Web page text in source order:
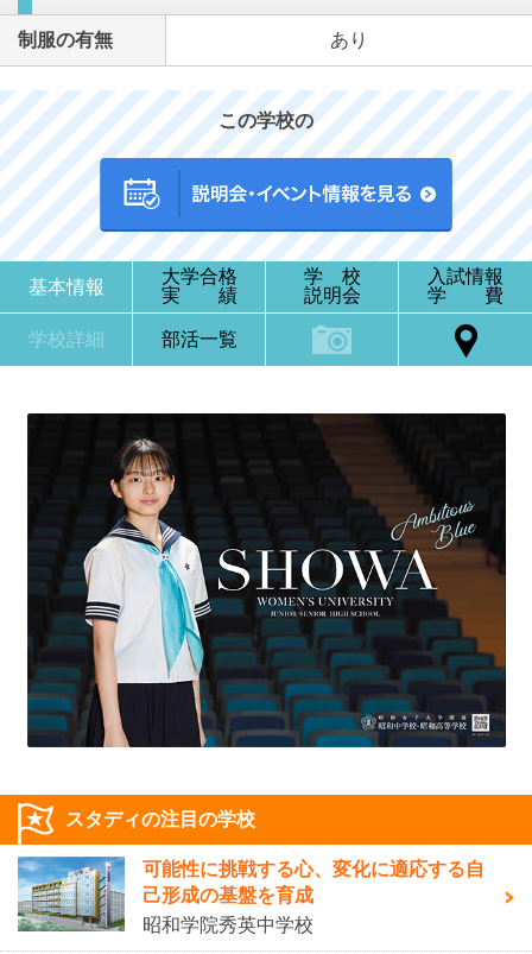
制服の有無 あり
この学校の
基本情報
大学合格
実 績
学 校
説明会
入試情報
学 費
学校詳細 部活一覧
スタディの注目の学校
可能性に挑戦する心、変化に適応する自
己形成の基盤を育成
昭和学院秀英中学校